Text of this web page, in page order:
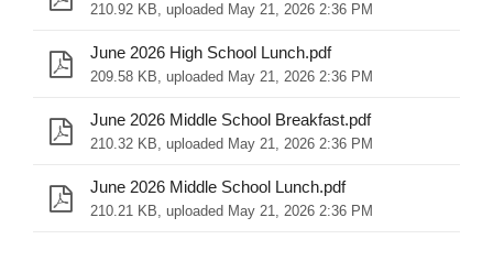
210.92 KB, uploaded May 21, 2026 2:36 PM
June 2026 High School Lunch.pdf
209.58 KB, uploaded May 21, 2026 2:36 PM
June 2026 Middle School Breakfast.pdf
210.32 KB, uploaded May 21, 2026 2:36 PM
June 2026 Middle School Lunch.pdf
210.21 KB, uploaded May 21, 2026 2:36 PM